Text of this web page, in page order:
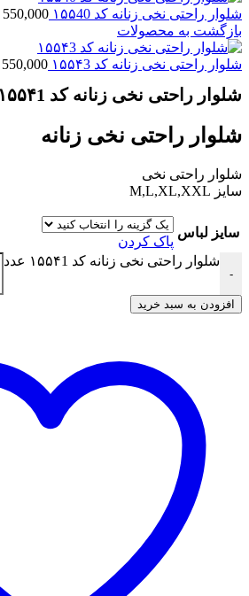
شلوار راحتی نخی زنانه کد ۱۵۵40 550,000
بازگشت به محصولات
شلوار راحتی نخی زنانه کد ۱۵۵۴3 550,000
شلوار راحتی نخی زنانه کد ۱۵۵۴1
شلوار راحتی نخی زنانه
شلوار راحتی نخی
سایز M,L,XL,XXL
سایز لباس
پاک کردن
-
شلوار راحتی نخی زنانه کد ۱۵۵۴1 عدد
افزودن به سبد خرید